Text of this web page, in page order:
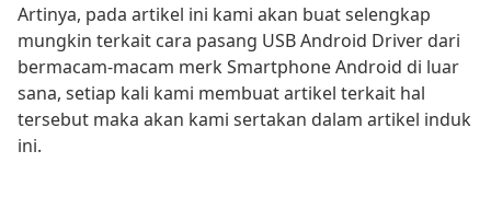
Artinya, pada artikel ini kami akan buat selengkap
mungkin terkait cara pasang USB Android Driver dari
bermacam-macam merk Smartphone Android di luar
sana, setiap kali kami membuat artikel terkait hal
tersebut maka akan kami sertakan dalam artikel induk
ini.